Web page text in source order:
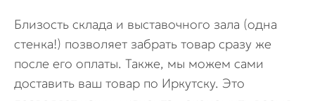
Близость склада и выставочного зала (одна
стенка!) позволяет забрать товар сразу же
после его оплаты. Также, мы можем сами
доставить ваш товар по Иркутску. Это